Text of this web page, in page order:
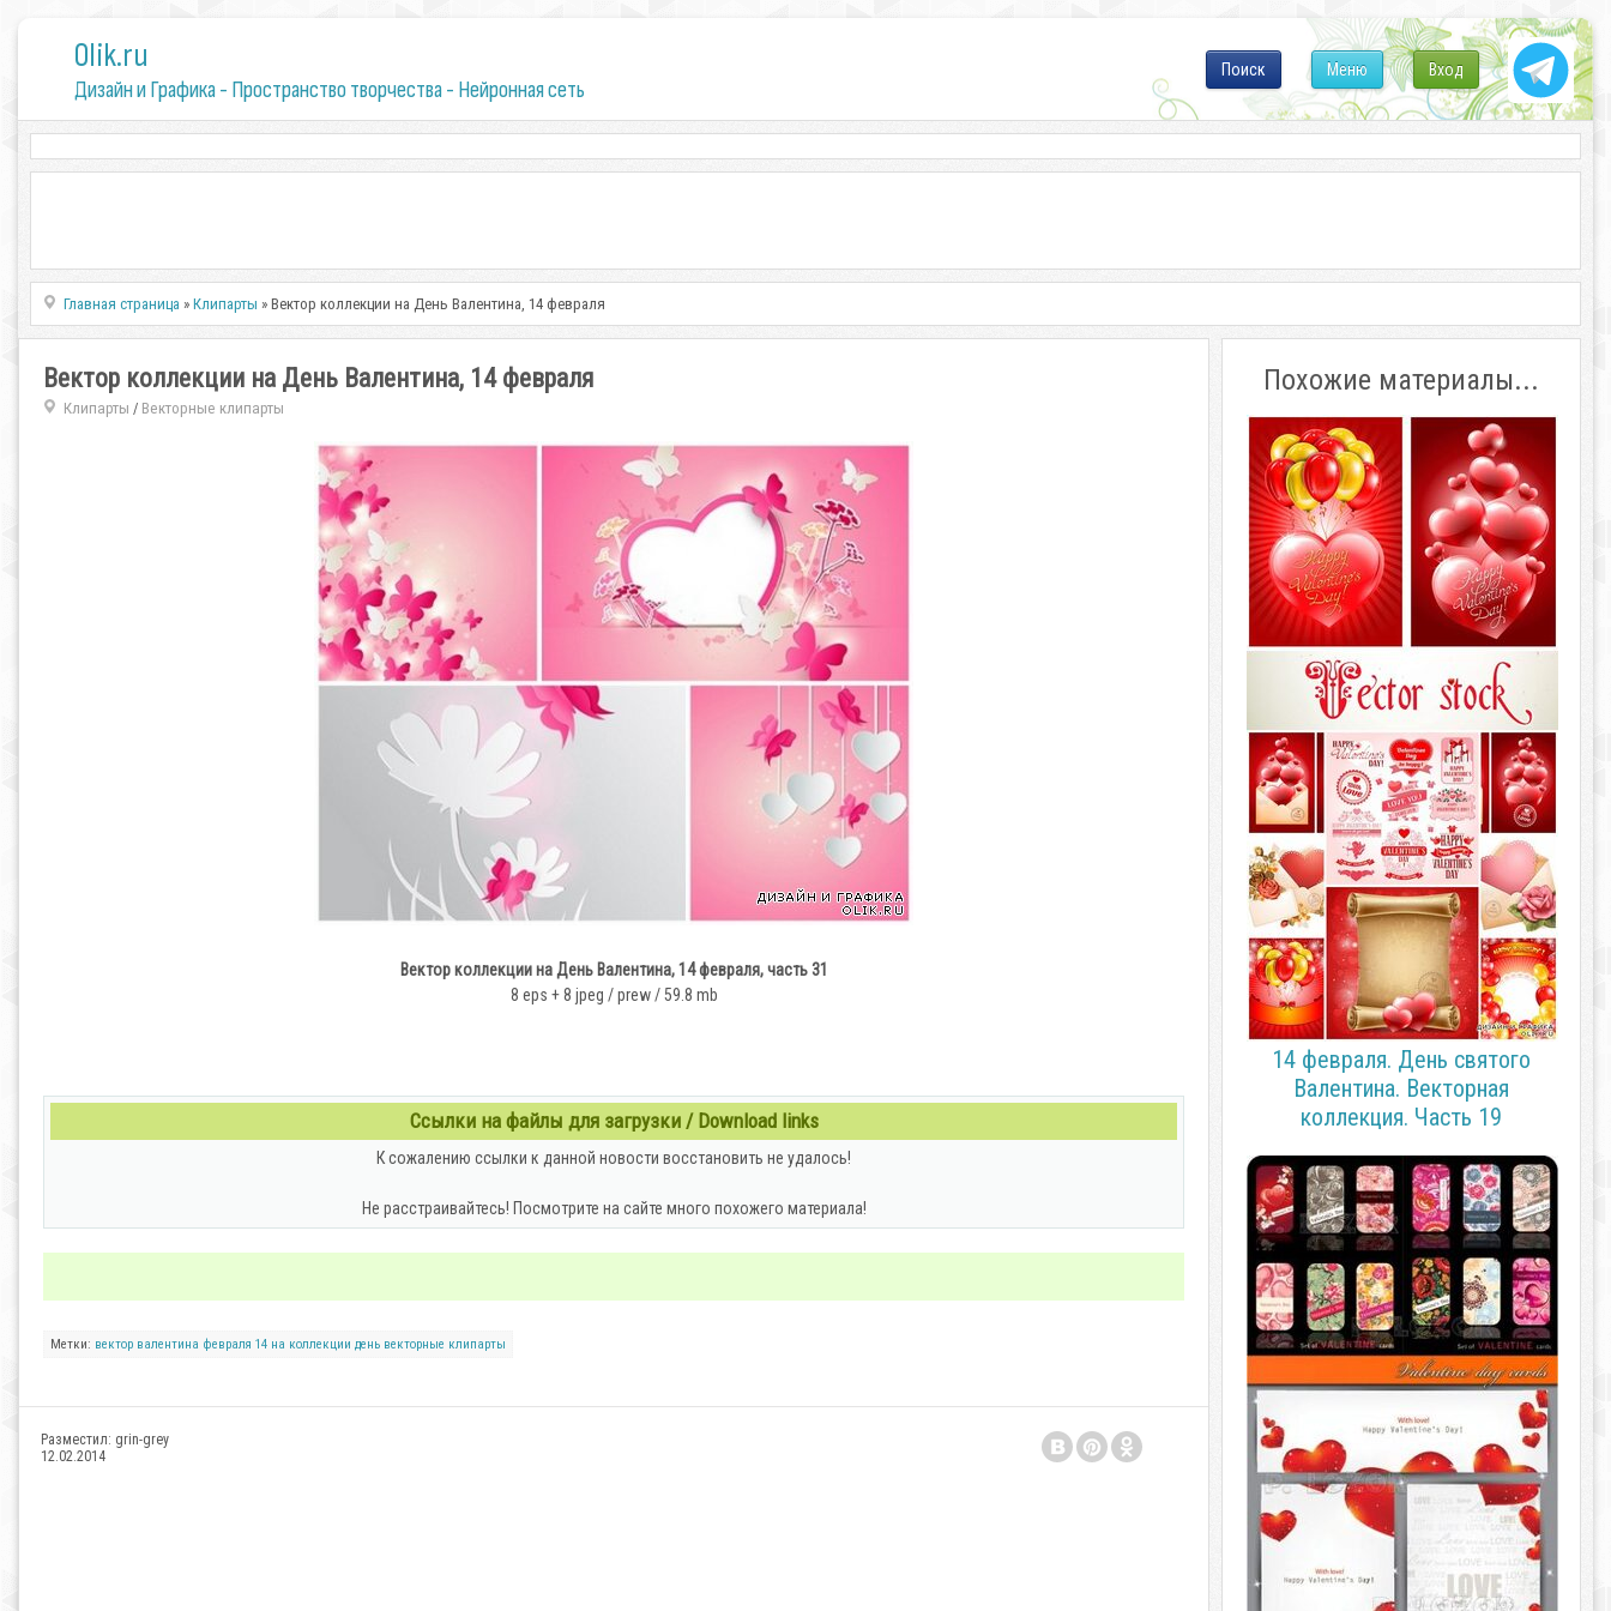
0lik.ru
Дизайн и Графика - Пространство творчества - Нейронная сеть
Вход
Меню
Поиск
Главная страница »Клипарты » Вектор коллекции на День Валентина, 14 февраля
Вектор коллекции на День Валентина, 14 февраля
Клипарты / Векторные клипарты
Вектор коллекции на День Валентина, 14 февраля, часть 31
8 eps + 8 jpeg / prew / 59.8 mb
Ссылки на файлы для загрузки / Download links
К сожалению ссылки к данной новости восстановить не удалось!
Не расстраивайтесь! Посмотрите на сайте много похожего материала!
Метки: вектор валентина февраля 14 на коллекции день векторные клипарты
Разместил: grin-grey
12.02.2014
Похожие материалы...
14 февраля. День святого
Валентина. Векторная
коллекция. Часть 19